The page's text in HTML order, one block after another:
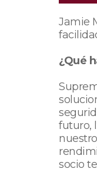
Jamie
¿Qué
futuro,
socio